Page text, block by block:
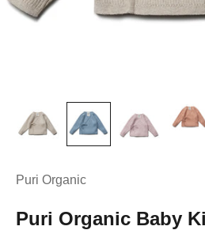
Puri Organic
Puri Organic Baby